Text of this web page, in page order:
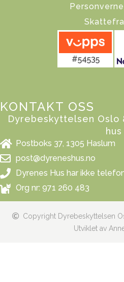
#54535
KONTAKT OSS
Dyrebeskyttelsen Oslo
hus
Postboks 37, 1305 Haslum
post@dyreneshus.no
Dyrenes Hus har ikke
Org nr: 971 260 483
Copyright Dyrebeskyttelsen
Utviklet av